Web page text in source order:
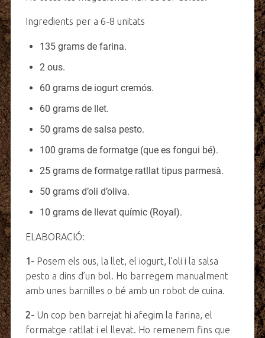
Ingredients per a 6-8 unitats
135 grams de farina.
2 ous.
60 grams de iogurt cremós.
60 grams de llet.
50 grams de salsa pesto.
100 grams de formatge (que es fongui bé).
25 grams de formatge ratllat tipus parmesà.
50 grams d’oli d’oliva.
10 grams de llevat químic (Royal).
ELABORACIÓ:
1- Posem els ous, la llet, el iogurt, l’oli i la salsa
pesto a dins d’un bol. Ho barregem manualment
amb unes barnilles o bé amb un robot de cuina.
2- Un cop ben barrejat hi afegim la farina, el
formatge ratllat i el llevat. Ho remenem fins que